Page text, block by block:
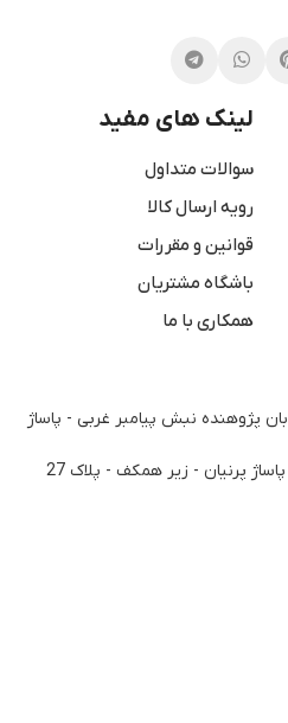
لینک های مفید
سوالات متداول
رویه ارسال کالا
قوانین و مقررات
باشگاه مشتریان
همکاری با ما
پژوهنده نبش پیامبر غربی - پاساژ
پرنیان - زیر همکف - پلاک 27